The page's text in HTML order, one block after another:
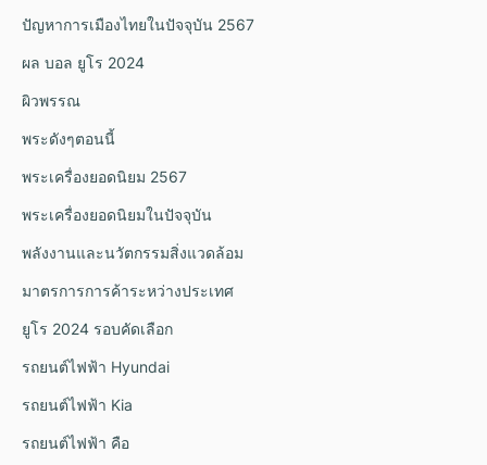
ปัญหาการเมืองไทยในปัจจุบัน 2567
ผล บอล ยูโร 2024
ผิวพรรณ
พระดังๆตอนนี้
พระเครื่องยอดนิยม 2567
พระเครื่องยอดนิยมในปัจจุบัน
พลังงานและนวัตกรรมสิ่งแวดล้อม
มาตรการการค้าระหว่างประเทศ
ยูโร 2024 รอบคัดเลือก
รถยนต์ไฟฟ้า Hyundai
รถยนต์ไฟฟ้า Kia
รถยนต์ไฟฟ้า คือ